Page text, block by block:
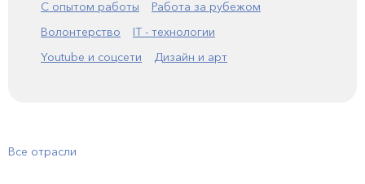
С опытом работы
Работа за рубежом
Волонтерство
IT - технологии
Youtube и соцсети
Дизайн и арт
Все отрасли